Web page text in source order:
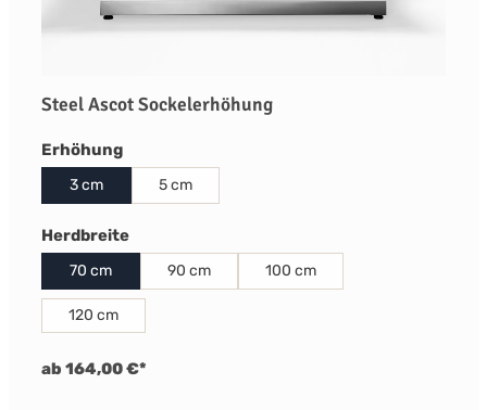
Steel Ascot Sockelerhöhung
Erhöhungauswählen
3 cm 5 cm
Herdbreiteauswählen
70 cm 90 cm 100 cm
120 cm
ab 164,00 €*